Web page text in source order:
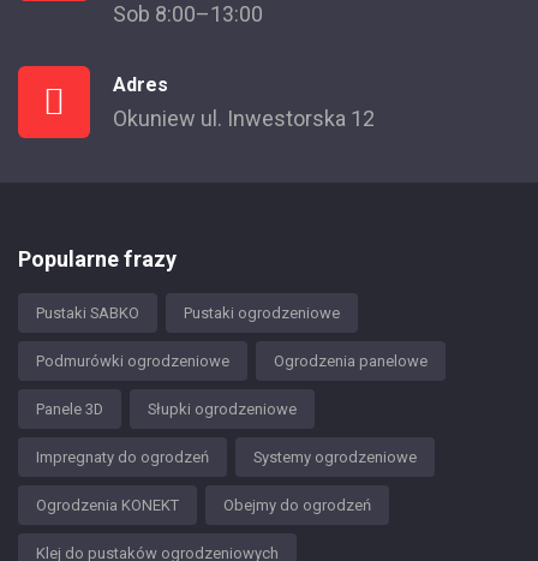
Sob 8:00–13:00
Adres
Okuniew ul. Inwestorska 12
Popularne frazy
Pustaki SABKO Pustaki ogrodzeniowe
Podmurówki ogrodzeniowe Ogrodzenia panelowe
Panele 3D Słupki ogrodzeniowe
Impregnaty do ogrodzeń Systemy ogrodzeniowe
Ogrodzenia KONEKT Obejmy do ogrodzeń
Klej do pustaków ogrodzeniowych